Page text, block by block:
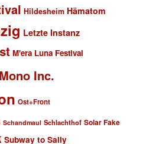
Hildesheim Hämatom
Letzte Instanz
M'era Luna Festival
Mono Inc.
Ost+Front
Schandmaul Schlachthof Solar Fake
Subway to Sally